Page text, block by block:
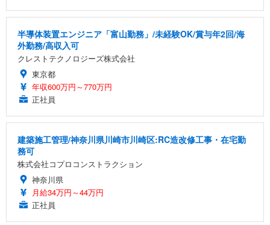
半導体装置エンジニア「富山勤務」/未経験OK/賞与年2回/海
外勤務/高収入可
クレストテクノロジーズ株式会社
東京都
年収600万円～770万円
正社員
建築施工管理/神奈川県川崎市川崎区:RC造改修工事・在宅勤
務可
株式会社コプロコンストラクション
神奈川県
月給34万円～44万円
正社員